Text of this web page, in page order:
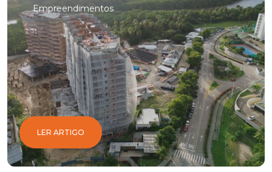
Empreendimentos
LER ARTIGO